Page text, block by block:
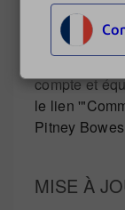
espaces.
Pour vous
compte et
le lien
Pitney
MISE À